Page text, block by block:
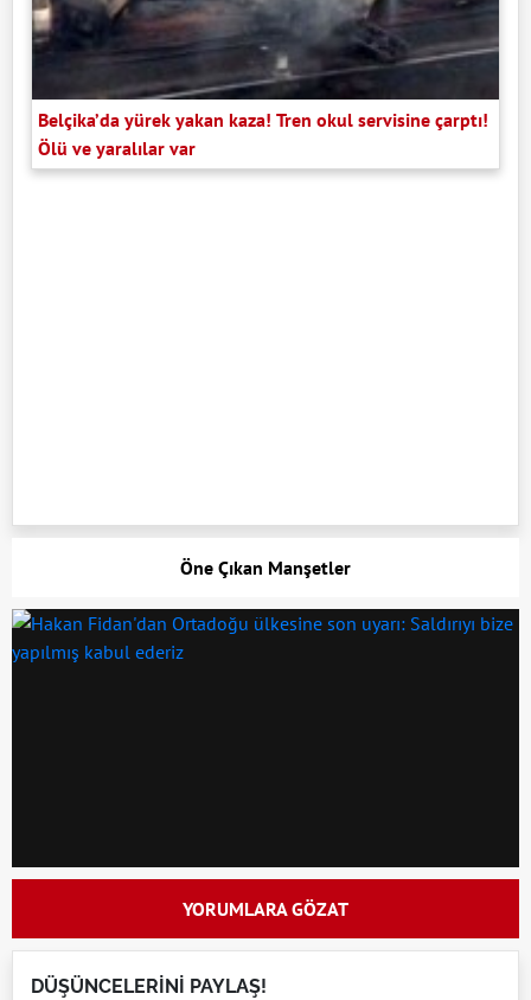
Belçika’da yürek yakan kaza! Tren okul servisine çarptı!
Ölü ve yaralılar var
Öne Çıkan Manşetler
YORUMLARA GÖZAT
DÜŞÜNCELERİNİ PAYLAŞ!